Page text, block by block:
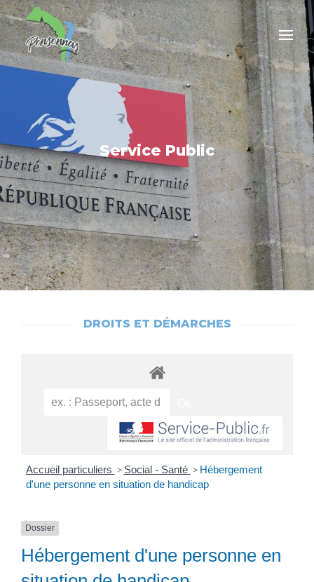
Service Public
DROITS ET DÉMARCHES
Accueil particuliers > Social - Santé > Hébergement
d'une personne en situation de handicap
Dossier
Hébergement d'une personne en